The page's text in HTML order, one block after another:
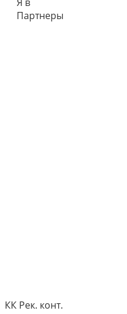
Партнеры
КК Рек. конт.